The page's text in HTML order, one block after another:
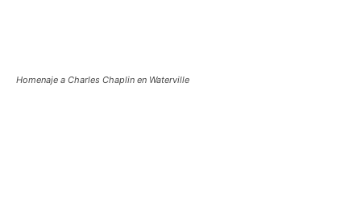
Homenaje a Charles Chaplin en Waterville